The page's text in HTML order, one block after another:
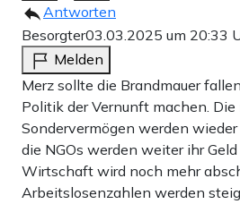
Antworten
Besorgter03.03.2025 um 20:33
Melden
Merz sollte die Brandmauer
Politik der Vernunft machen. Die
Sondervermögen werden
die NGOs werden weiter ihr
Wirtschaft wird noch mehr
Arbeitslosenzahlen werden